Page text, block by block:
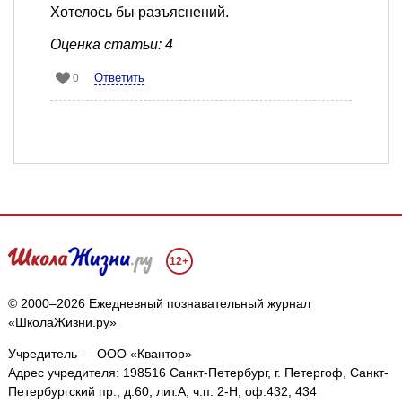
Хотелось бы разъяснений.
Оценка статьи: 4
0 Ответить
12+
© 2000–2026 Ежедневный познавательный журнал
«ШколаЖизни.ру»
Учредитель — ООО «Квантор»
Адрес учредителя: 198516 Санкт-Петербург, г. Петергоф, Санкт-
Петербургский пр., д.60, лит.А, ч.п. 2-Н, оф.432, 434